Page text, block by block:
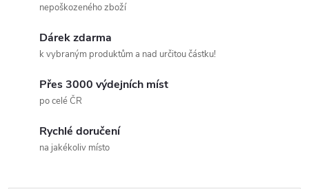
nepoškozeného zboží
Dárek zdarma
k vybraným produktům a nad určitou částku!
Přes 3000 výdejních míst
po celé ČR
Rychlé doručení
na jakékoliv místo